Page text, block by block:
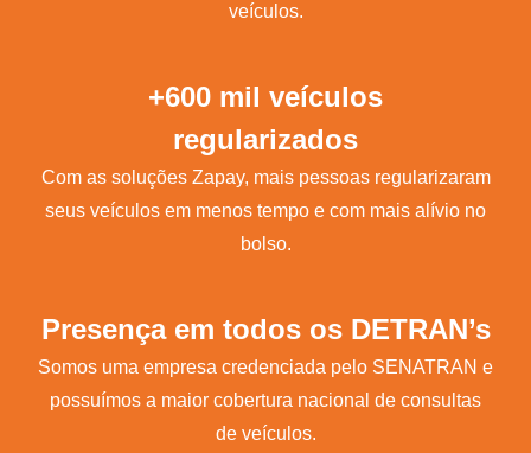
veículos.
+600 mil veículos
regularizados
Com as soluções Zapay, mais pessoas regularizaram
seus veículos em menos tempo e com mais alívio no
bolso.
Presença em todos os DETRAN’s
Somos uma empresa credenciada pelo SENATRAN e
possuímos a maior cobertura nacional de consultas
de veículos.